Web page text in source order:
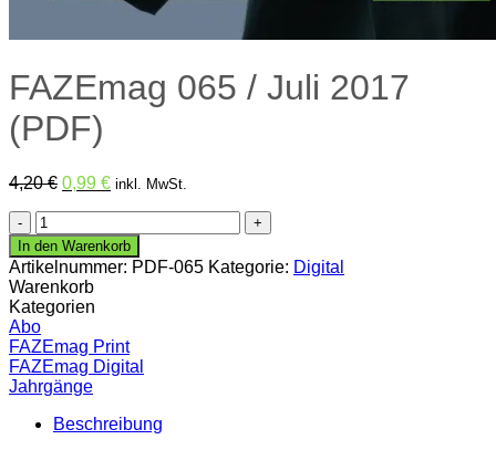
FAZEmag 065 / Juli 2017
(PDF)
4,20€ Ursprünglicher
4,20 €
0,99 €Aktueller
0,99 €.
inkl. MwSt.
FAZEmag
065
/
Juli
2017
(PDF)
Menge
In den Warenkorb
Artikelnummer: PDF-065 Kategorie: Digital
Warenkorb
Kategorien
Abo
FAZEmag Print
FAZEmag Digital
Jahrgänge
Beschreibung